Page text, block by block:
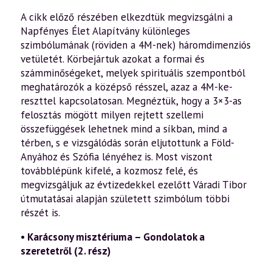
A cikk előző részében elkezdtük megvizsgálni a
Napfényes Élet Alapítvány különleges
szimbólumának (röviden a 4M-nek) háromdi­menziós
vetületét. Körbejártuk azokat a formai és
számminőségeket, melyek spirituális szempontból
meghatáro­zók a középső résszel, azaz a 4M-ke­
reszttel kapcsolatosan. Megnéztük, hogy a 3×3-as
felosztás mögött milyen rejtett szellemi
összefüggések lehet­nek mind a síkban, mind a
térben, s e vizsgálódás során eljutottunk a Föld-
Anyához és Szófia lényéhez is. Most vi­szont
továbblépünk kifelé, a kozmosz fe­lé, és
megvizsgáljuk az évtizedekkel ezelőtt Váradi Tibor
útmutatásai alapján született szim­bólum többi
részét is.
• Karácsony misztériuma – Gondolatok a
szeretetről (2. rész)